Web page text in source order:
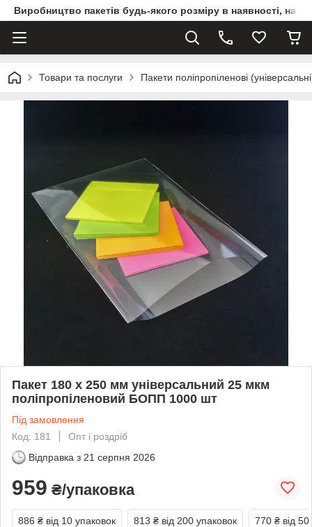
Виробництво пакетів будь-якого розміру в наявності, на
Товари та послуги Пакети поліпропіленові
Пакет 180 x 250 мм універсальний 25 мкм
поліпропіленовий БОПП 1000 шт
Під замовлення
Код: 181
Опт і роздріб
Відправка з 21 серпня 2026
959 ₴/упаковка
886 ₴ від 10 упаковок 813 ₴ від 200 упаковок 770 ₴ від